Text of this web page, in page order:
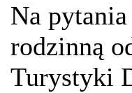
Na
rodzinną
Turystyki